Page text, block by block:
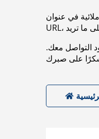
في عنوان
التواصل معك.